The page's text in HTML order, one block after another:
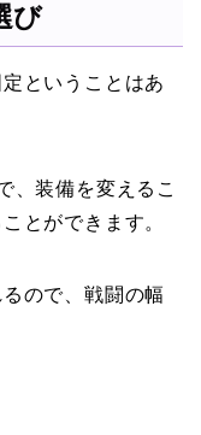
び
ということはあ
、装備を変えるこ
とができます。
ので、戦闘の幅